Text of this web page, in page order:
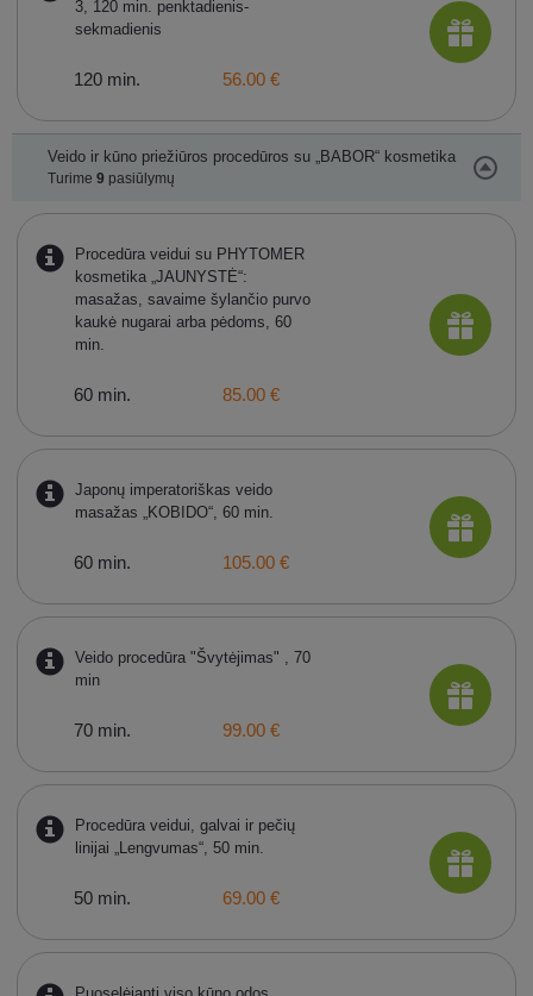
3, 120 min. penktadienis-
sekmadienis
120 min. 56.00 €
Veido ir kūno priežiūros procedūros su „BABOR“ kosmetika
Turime 9 pasiūlymų
Procedūra veidui su PHYTOMER
kosmetika „JAUNYSTĖ“:
masažas, savaime šylančio purvo
kaukė nugarai arba pėdoms, 60
min.
60 min. 85.00 €
Japonų imperatoriškas veido
masažas „KOBIDO“, 60 min.
60 min. 105.00 €
Veido procedūra "Švytėjimas" , 70
min
70 min. 99.00 €
Procedūra veidui, galvai ir pečių
linijai „Lengvumas“, 50 min.
50 min. 69.00 €